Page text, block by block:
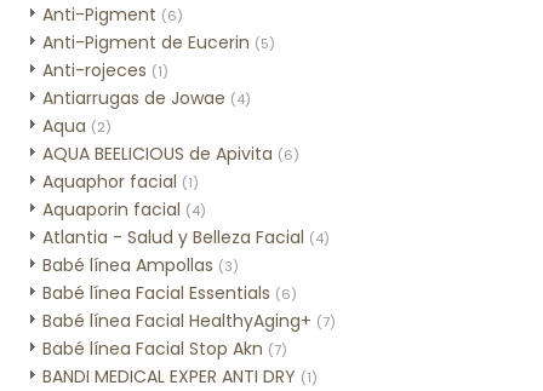
Anti-Pigment (6)
Anti-Pigment de Eucerin (5)
Anti-rojeces (1)
Antiarrugas de Jowae (4)
Aqua (2)
AQUA BEELICIOUS de Apivita (6)
Aquaphor facial (1)
Aquaporin facial (4)
Atlantia - Salud y Belleza Facial (4)
Babé línea Ampollas (3)
Babé línea Facial Essentials (6)
Babé línea Facial HealthyAging+ (7)
Babé línea Facial Stop Akn (7)
BANDI MEDICAL EXPER ANTI DRY (1)